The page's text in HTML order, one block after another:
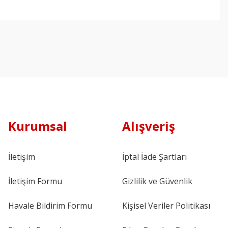
Kurumsal
İletişim
İletişim Formu
Havale Bildirim Formu
Alışveriş
İptal İade Şartları
Gizlilik ve Güvenlik
Kişisel Veriler Politikası